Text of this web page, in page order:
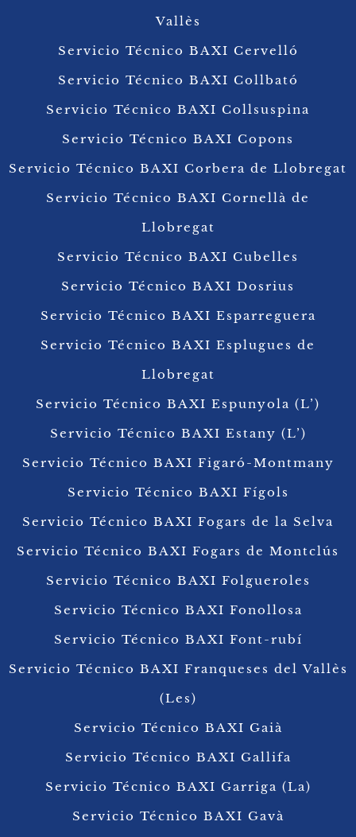
Vallès
Servicio Técnico BAXI Cervelló
Servicio Técnico BAXI Collbató
Servicio Técnico BAXI Collsuspina
Servicio Técnico BAXI Copons
Servicio Técnico BAXI Corbera de Llobregat
Servicio Técnico BAXI Cornellà de
Llobregat
Servicio Técnico BAXI Cubelles
Servicio Técnico BAXI Dosrius
Servicio Técnico BAXI Esparreguera
Servicio Técnico BAXI Esplugues de
Llobregat
Servicio Técnico BAXI Espunyola (L’)
Servicio Técnico BAXI Estany (L’)
Servicio Técnico BAXI Figaró-Montmany
Servicio Técnico BAXI Fígols
Servicio Técnico BAXI Fogars de la Selva
Servicio Técnico BAXI Fogars de Montclús
Servicio Técnico BAXI Folgueroles
Servicio Técnico BAXI Fonollosa
Servicio Técnico BAXI Font-rubí
Servicio Técnico BAXI Franqueses del Vallès
(Les)
Servicio Técnico BAXI Gaià
Servicio Técnico BAXI Gallifa
Servicio Técnico BAXI Garriga (La)
Servicio Técnico BAXI Gavà